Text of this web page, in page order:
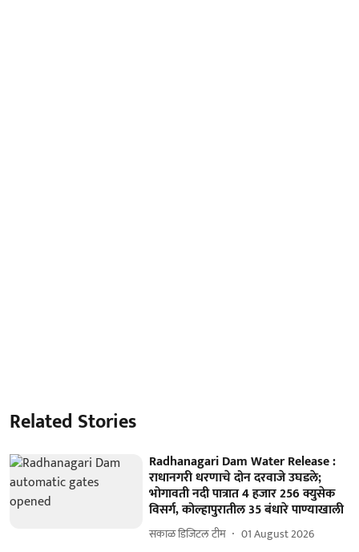
Related Stories
Radhanagari Dam Water Release :
राधानगरी धरणाचे दोन दरवाजे उघडले;
भोगावती नदी पात्रात 4 हजार 256 क्युसेक
विसर्ग, कोल्हापुरातील 35 बंधारे पाण्याखाली
सकाळ डिजिटल टीम 01 August 2026